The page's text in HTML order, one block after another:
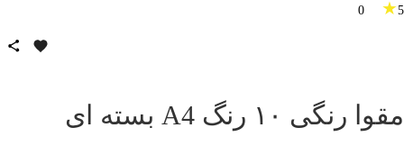
5
★
مقوا رنگی ۱۰ رنگ A4 بسته ای